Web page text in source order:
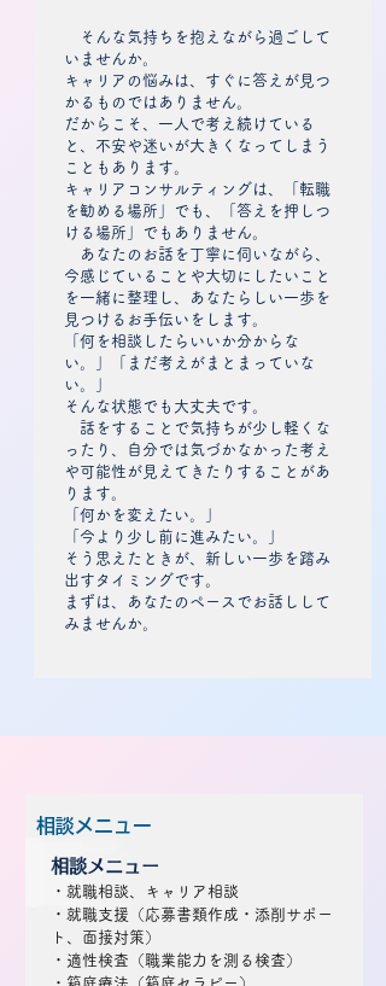
そんな気持ちを抱えながら過ごして
いませんか。
キャリアの悩みは、すぐに答えが見つ
かるものではありません。
だからこそ、一人で考え続けている
と、不安や迷いが大きくなってしまう
こともあります。
キャリアコンサルティングは、「転職
を勧める場所」でも、「答えを押しつ
ける場所」でもありません。
あなたのお話を丁寧に伺いながら、
今感じていることや大切にしたいこと
を一緒に整理し、あなたらしい一歩を
見つけるお手伝いをします。
「何を相談したらいいか分からな
い。」「まだ考えがまとまっていな
い。」
そんな状態でも大丈夫です。
話をすることで気持ちが少し軽くな
ったり、自分では気づかなかった考え
や可能性が見えてきたりすることがあ
ります。
「何かを変えたい。」
「今より少し前に進みたい。」
そう思えたときが、新しい一歩を踏み
出すタイミングです。
まずは、あなたのペースでお話しして
みませんか。
相談メニュー
​相談メニュー
・就職相談、
キャリア相談​
・就職支援（応募書類作成・添削サポー
ト、面接対策）
・適性検査（職業能力を測る検査）
・箱庭療法（箱庭セラピー）